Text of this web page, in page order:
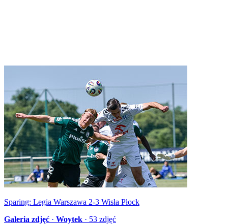
Sparing: Legia Warszawa 2-3 Wisła Płock
Galeria zdjęć · Woytek · 53 zdjęć